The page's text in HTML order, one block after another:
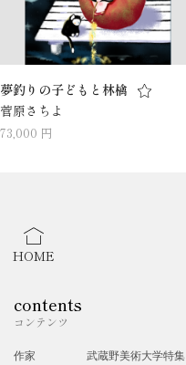
夢釣りの子どもと林檎
菅原さちよ
73,000 円
HOME
contents
コンテンツ
作家 武蔵野美術大学特集